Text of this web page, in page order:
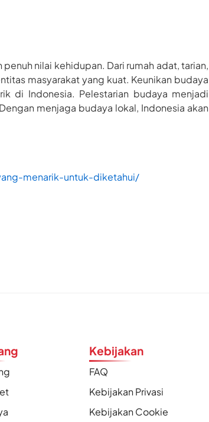
nilai kehidupan. Dari rumah adat, tarian,
masyarakat yang kuat. Keunikan budaya
di Indonesia. Pelestarian budaya menjadi
menjaga budaya lokal, Indonesia akan
menarik-untuk-diketahui/
Kebijakan
FAQ
Kebijakan Privasi
Kebijakan Cookie